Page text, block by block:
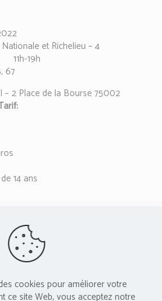
et Richelieu – 4
19h
67
– 2 Place de la Bourse 75002
14 ans
est membre du réseau PAC -
Art Contemporain
cookies pour améliorer votre
ce site Web, vous acceptez notre